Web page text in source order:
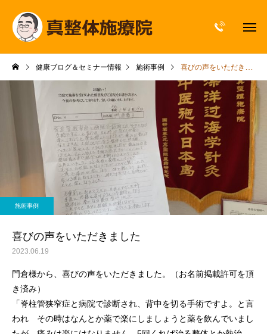
健康ブログ＆セミナー情報 施術事例 喜びの声をいただきました
施術事例
喜びの声をいただきました
2023.06.19
門倉様から、喜びの声をいただきました。（お名前掲載許可を頂
き済み）
「脊柱管狭窄症と病院で診断され、背中を切る手術ですよ。と言
われ その時はなんとか薬で楽にしましょうと薬を飲んでいまし